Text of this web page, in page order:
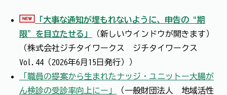
「大事な通知が埋もれないように、申告の“期
限”を目立たせる」
（新しいウインドウが開きます）
（株式会社ジチタイワークス ジチタイワークス
Vol.44（2026年6月15日発行））
「職員の提案から生まれたナッジ・ユニットー大腸が
ん検診の受診率向上にー」
（一般財団法人 地域活性